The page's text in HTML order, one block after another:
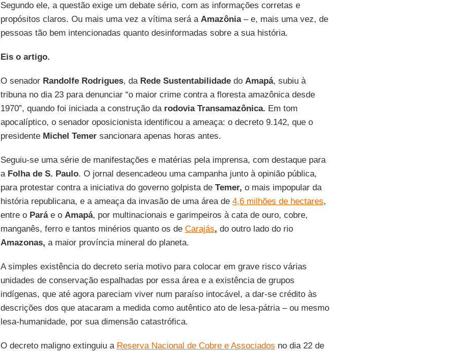
Segundo ele, a questão exige um debate sério, com as informações corretas e
propósitos claros. Ou mais uma vez a vítima será a Amazônia– e, mais uma vez, de
pessoas tão bem intencionadas quanto desinformadas sobre a sua história.
Eis o artigo.
O senador Randolfe Rodrigues, da Rede Sustentabilidadedo Amapá, subiu à
tribuna no dia 23 para denunciar “o maior crime contra a floresta amazônica desde
1970”, quando foi iniciada a construção da rodovia Transamazônica. Em tom
apocalíptico, o senador oposicionista identificou a ameaça: o decreto 9.142, que o
presidente Michel Temersancionara apenas horas antes.
Seguiu-se uma série de manifestações e matérias pela imprensa, com destaque para
a Folha de S. Paulo. O jornal desencadeou uma campanha junto à opinião pública,
para protestar contra a iniciativa do governo golpista de Temer, o mais impopular da
história republicana, e a ameaça da invasão de uma área de 4,6 milhões de hectares,
entre o Paráe o Amapá, por multinacionais e garimpeiros à cata de ouro, cobre,
manganês, ferro e tantos minérios quanto os de Carajás, do outro lado do rio
Amazonas, a maior província mineral do planeta.
A simples existência do decreto seria motivo para colocar em grave risco várias
unidades de conservação espalhadas por essa área e a existência de grupos
indígenas, que até agora pareciam viver num paraíso intocável, a dar-se crédito às
descrições dos que atacaram a medida como autêntico ato de lesa-pátria – ou mesmo
lesa-humanidade, por sua dimensão catastrófica.
O decreto maligno extinguiu a Reserva Nacional de Cobre e Associados no dia 22 de